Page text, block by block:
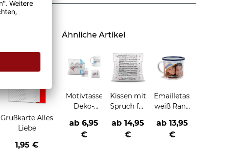
Grußkarte Alles
Liebe
1,95 €
Ähnliche Artikel
Motivtassen,
Deko-
und
Geschenke-
ab 6,95
€
Kissen mit
Spruch für
Danke
Mama
ab14,95
€
Emailletasse
weiß Rand
ml
ab 13,95
€